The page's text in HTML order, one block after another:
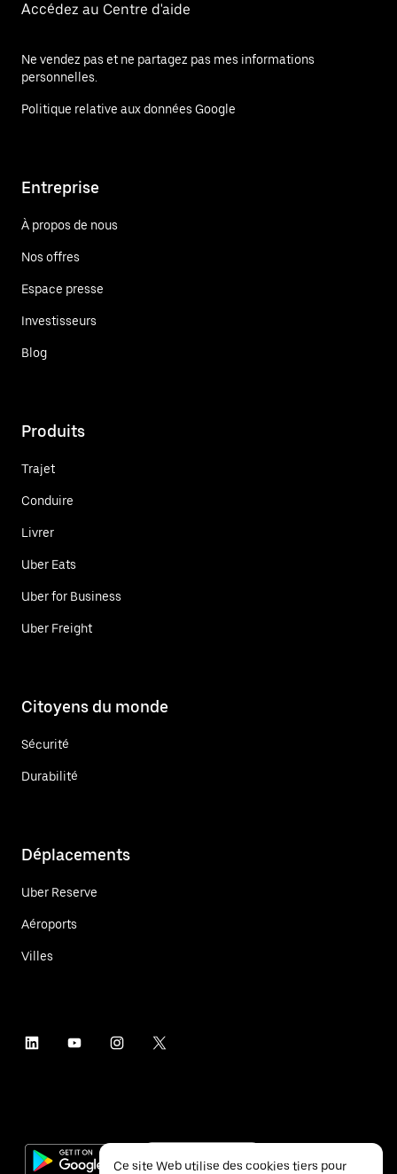
Accédez au Centre d'aide
Ne vendez pas et ne partagez pas mes informations
personnelles.
Politique relative aux données Google
Entreprise
À propos de nous
Nos offres
Espace presse
Investisseurs
Blog
Produits
Trajet
Conduire
Livrer
Uber Eats
Uber for Business
Uber Freight
Citoyens du monde
Sécurité
Durabilité
Déplacements
Uber Reserve
Aéroports
Villes
Ce site Web utilise des cookies tiers pour